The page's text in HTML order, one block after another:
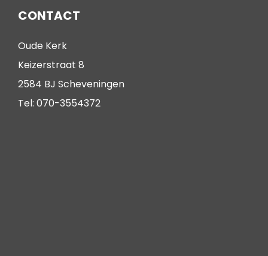
CONTACT
Oude Kerk
Keizerstraat 8
2584 BJ Scheveningen
Tel: 070-3554372